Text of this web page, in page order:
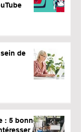
de
: 5 bonnes
à